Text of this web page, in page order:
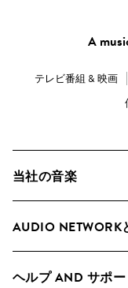
A
テレビ番組 & 映画
当社の音楽
検索
AUDIO NETWORK
ヘルプ AND サポー